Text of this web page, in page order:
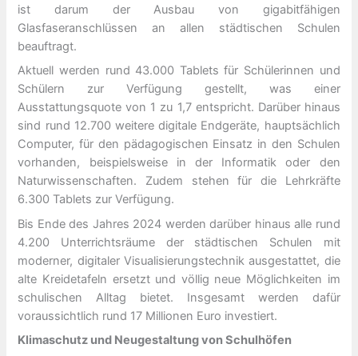
ist darum der Ausbau von gigabitfähigen
Glasfaseranschlüssen an allen städtischen Schulen
beauftragt.
Aktuell werden rund 43.000 Tablets für Schülerinnen und
Schülern zur Verfügung gestellt, was einer
Ausstattungsquote von 1 zu 1,7 entspricht. Darüber hinaus
sind rund 12.700 weitere digitale Endgeräte, hauptsächlich
Computer, für den pädagogischen Einsatz in den Schulen
vorhanden, beispielsweise in der Informatik oder den
Naturwissenschaften. Zudem stehen für die Lehrkräfte
6.300 Tablets zur Verfügung.
Bis Ende des Jahres 2024 werden darüber hinaus alle rund
4.200 Unterrichtsräume der städtischen Schulen mit
moderner, digitaler Visualisierungstechnik ausgestattet, die
alte Kreidetafeln ersetzt und völlig neue Möglichkeiten im
schulischen Alltag bietet. Insgesamt werden dafür
voraussichtlich rund 17 Millionen Euro investiert.
Klimaschutz und Neugestaltung von Schulhöfen